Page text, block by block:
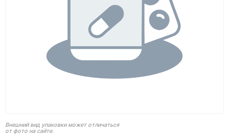
Внешний вид упаковки может отличаться
от фото на сайте.